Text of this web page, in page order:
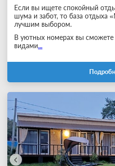
Если вы ищете спокойный
шума и забот, то база отдыха
лучшим выбором.
В уютных номерах вы сможете
видами...